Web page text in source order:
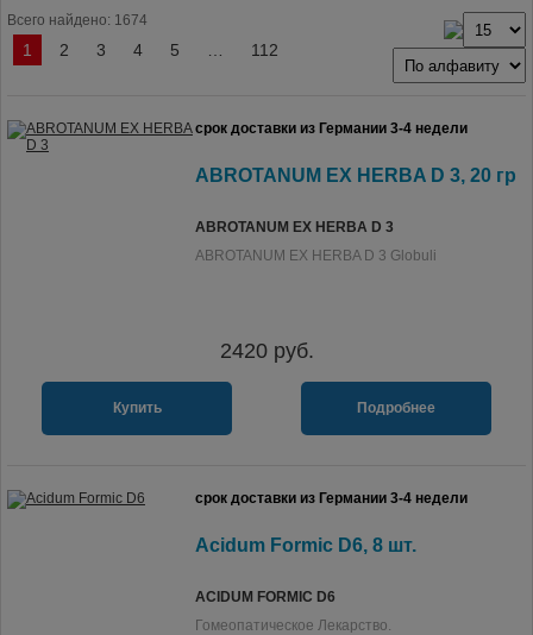
Всего найдено: 1674
1 2 3 4 5 112
срок доставки из Германии 3-4 недели
ABROTANUM EX HERBA D 3, 20 гр
ABROTANUM EX HERBA D 3
ABROTANUM EX HERBA D 3 Globuli
2420руб.
Купить Подробнее
срок доставки из Германии 3-4 недели
Acidum Formic D6, 8 шт.
ACIDUM FORMIC D6
Гомеопатическое Лекарство.